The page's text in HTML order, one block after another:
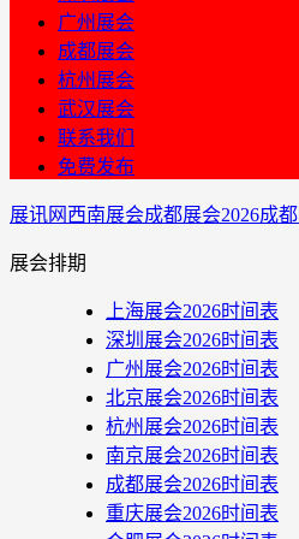
广州展会
成都展会
杭州展会
武汉展会
联系我们
免费发布
展讯网 西南展会成都展会2026成
展会排期
上海展会2026时间表
深圳展会2026时间表
广州展会2026时间表
北京展会2026时间表
杭州展会2026时间表
南京展会2026时间表
成都展会2026时间表
重庆展会2026时间表